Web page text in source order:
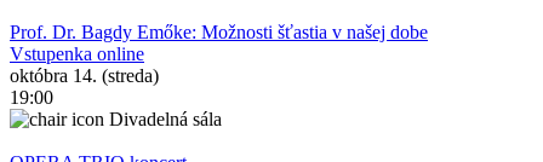
Prof. Dr. Bagdy Emőke: Možnosti šťastia v našej dobe
Vstupenka online
októbra 14. (streda)
19:00
Divadelná sála